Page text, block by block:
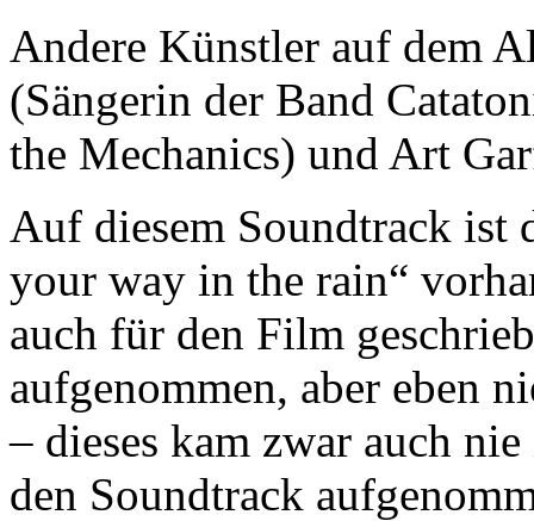
Andere Künstler auf dem
(Sängerin der Band
the Mechanics) und Art
Auf diesem Soundtrack ist
your way in the rain“
auch für den Film
aufgenommen, aber eben
– dieses kam zwar auch
den Soundtrack